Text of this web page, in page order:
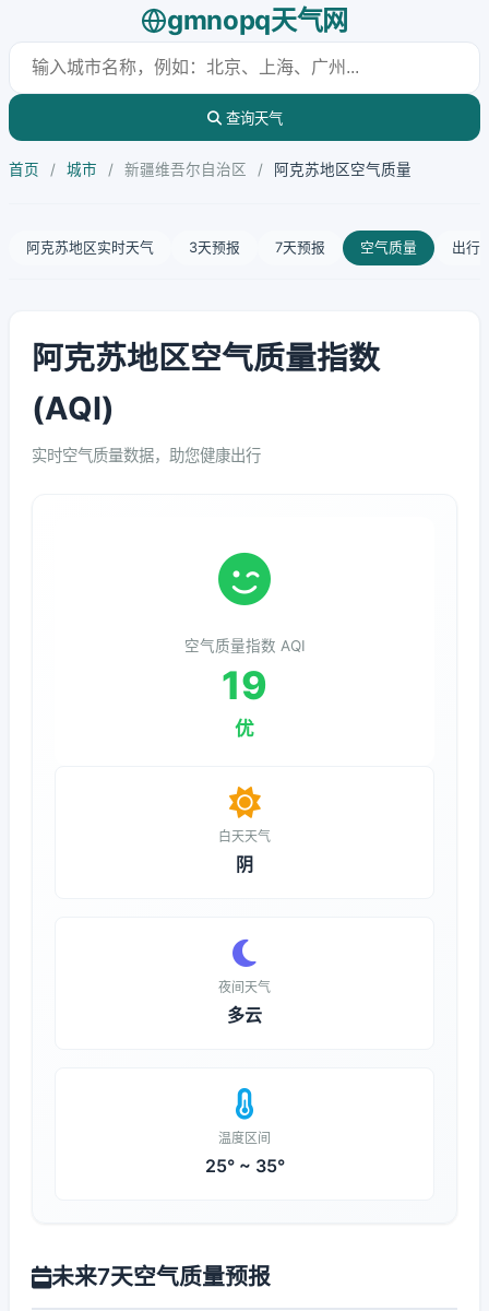
gmnopq天气网
查询天气
首页 / 城市 / 新疆维吾尔自治区 / 阿克苏地区空气质量
阿克苏地区实时天气 3天预报 7天预报 空气质量 出行
阿克苏地区空气质量指数
(AQI)
实时空气质量数据，助您健康出行
空气质量指数 AQI
19
优
白天天气
阴
夜间天气
多云
温度区间
25° ~ 35°
未来7天空气质量预报